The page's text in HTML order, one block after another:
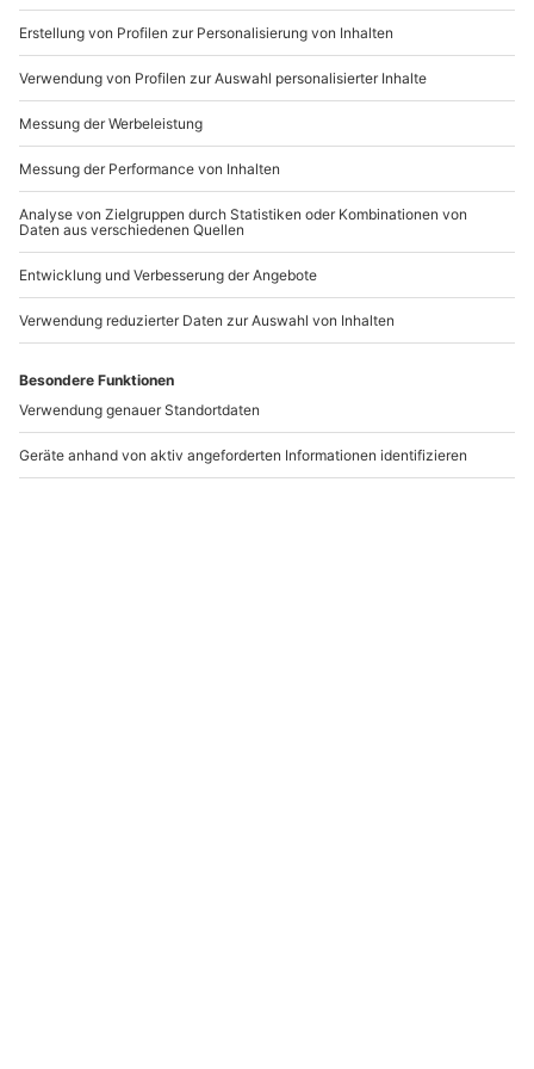
b2b@mydays.de
www.b2b.mydays.de/
Artikelnummer
Andere Produkte entdecken
Whisky Tasting
München (8 High End
Whisky Tasting
München